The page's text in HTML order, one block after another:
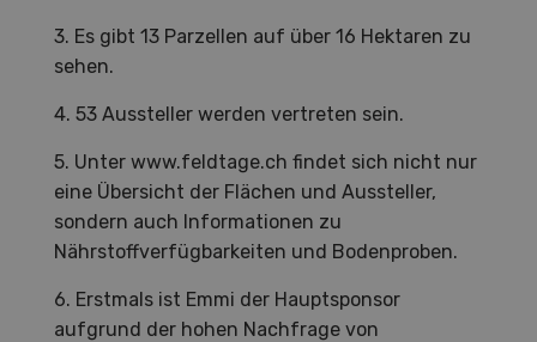
3. Es gibt 13 Parzellen auf über 16 Hektaren zu
sehen.
4. 53 Aussteller werden vertreten sein.
5. Unter www.feldtage.ch findet sich nicht nur
eine Übersicht der Flächen und Aussteller,
sondern auch Informationen zu
Nährstoffverfügbarkeiten und Bodenproben.
6. Erstmals ist Emmi der Hauptsponsor
aufgrund der hohen Nachfrage von